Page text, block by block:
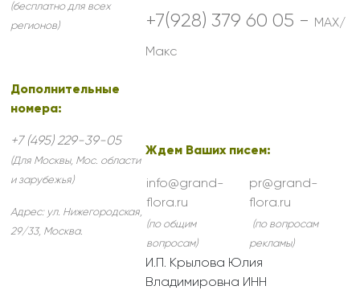
(бесплатно для всех
регионов)
Дополнительные
номера:
+7 (495) 229-39-05
(Для Москвы, Мос. области
и зарубежья)
Адрес: ул. Нижегородская,
29/33, Москва.
+7(928) 379 60 05 - MAX/
Макс
Ждем Ваших писем:
info@grand-
flora.ru
pr@grand-
flora.ru
(по общим
вопросам)
(по вопросам
рекламы)
И.П. Крылова Юлия
Владимировна ИНН